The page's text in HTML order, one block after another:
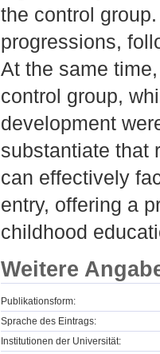
the control
progressions,
At the same
control group,
development
substantiate that
can effectively
entry, offering a
childhood
Weitere
Publikationsform:
Sprache des Eintrags:
Institutionen der Universität: